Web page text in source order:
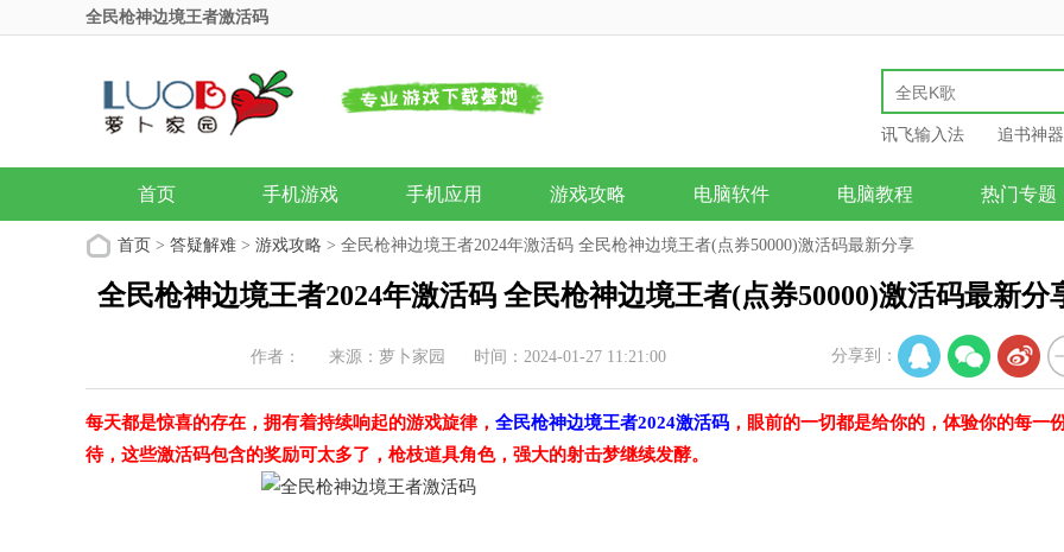
全民枪神边境王者激活码
讯飞输入法 追书神器
首页 手机游戏 手机应用 游戏攻略 电脑软件 电脑教程 热门专题
首页 > 答疑解难 > 游戏攻略 > 全民枪神边境王者2024年激活码 全民枪神边境王者(点券50000)激活码最新分享
全民枪神边境王者2024年激活码 全民枪神边境王者(点券50000)激活码最新分
作者： 来源：萝卜家园 时间：2024-01-27 11:21:00
每天都是惊喜的存在，拥有着持续响起的游戏旋律， 全民枪神边境王者2024激活码 ，眼前的一切都是给你的，体验你的每一
待，这些激活码包含的奖励可太多了，枪枝道具角色，强大的射击梦继续发酵。
分享到：